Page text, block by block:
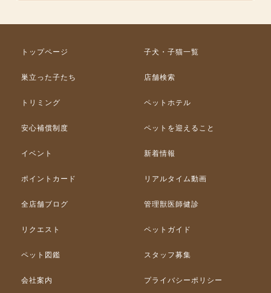
トップページ 子犬・子猫一覧
巣立った子たち 店舗検索
トリミング ペットホテル
安心補償制度 ペットを迎えること
イベント 新着情報
ポイントカード リアルタイム動画
全店舗ブログ 管理獣医師健診
リクエスト ペットガイド
ペット図鑑 スタッフ募集
会社案内 プライバシーポリシー